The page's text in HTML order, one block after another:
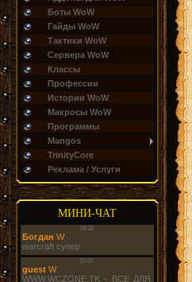
Боты WoW
Гайды WoW
Тактики WoW
Сервера WoW
Классы
Профессии
Истории WoW
Макросы WoW
Программы
Mangos
TrinityCore
Реклама / Услуги
МИНИ-ЧАТ